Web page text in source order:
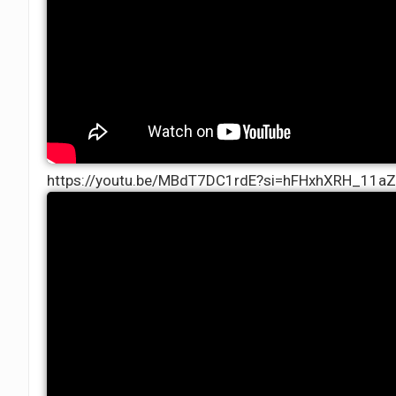
​​​​​​​https://youtu.be/